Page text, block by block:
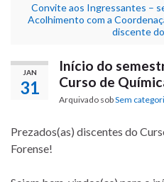
Convite aos Ingressantes –
Acolhimento com a
discente
JAN
31
Início do
Curso de
Arquivado sobSem
Prezados(as) discentes do
Forense!